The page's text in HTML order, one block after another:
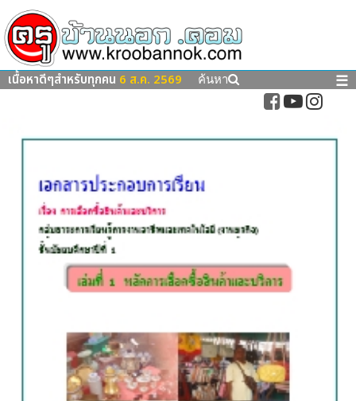
เนื้อหาดีๆสำหรับทุกคน 6 ส.ค. 2569 ค้นหา ☰